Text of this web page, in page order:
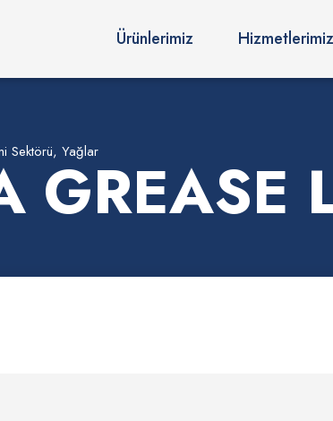
Ürünlerimiz Hizmetlerimiz
Sektörü, Yağlar
GREASE